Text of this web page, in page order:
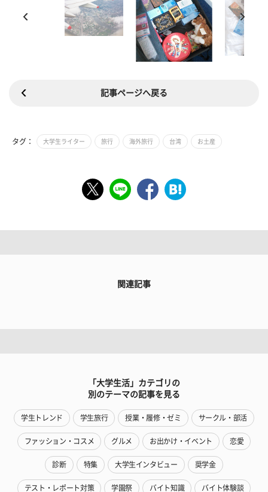
記事ページへ戻る
タグ： 大学生ライター 旅行 海外旅行 台湾 お土産
関連記事
「大学生活」カテゴリの
別のテーマの記事を見る
学生トレンド 学生旅行 授業・履修・ゼミ サークル・部活
ファッション・コスメ グルメ お出かけ・イベント 恋愛
診断 特集 大学生インタビュー 奨学金
テスト・レポート対策 学園祭 バイト知識 バイト体験談